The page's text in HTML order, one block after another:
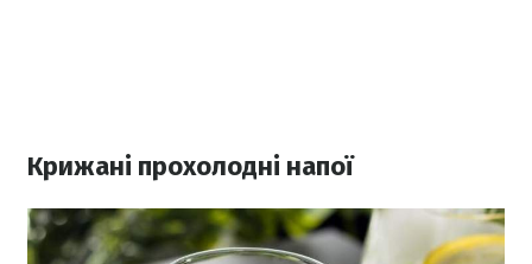
Крижані прохолодні напої